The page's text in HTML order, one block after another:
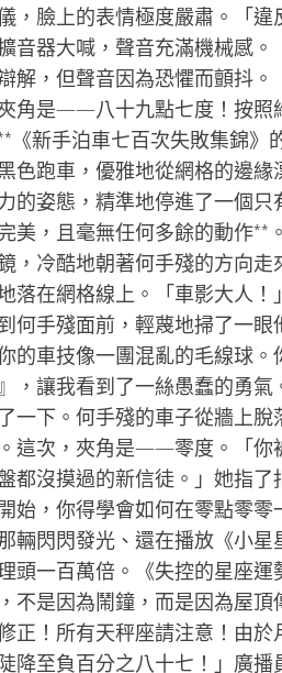
，臉上的表情極度嚴肅。「
音器大喊，聲音充滿機械感
解，但聲音因為恐懼而顫抖
角是——八十九點七度！按照
《新手泊車七百次失敗集錦》
色跑車，優雅地從網格的邊
的姿態，精準地停進了一個
美，且毫無任何多餘的動作**
，冷酷地朝著何手殘的方向
落在網格線上。「車影大人
何手殘面前，輕蔑地掃了一眼
的車技像一團混亂的毛線球
，讓我看到了一絲愚蠢的勇
一下。何手殘的車子從牆上
這次，夾角是——零度。「你
都沒摸過的新信徒。」她指
始，你得學會如何在零點零
輛閃閃發光、還在播放《小
頭一百萬倍。《失控的星座
不是因為鬧鐘，而是因為屋
正！所有天秤座請注意！由
降至負百分之八十七！」廣